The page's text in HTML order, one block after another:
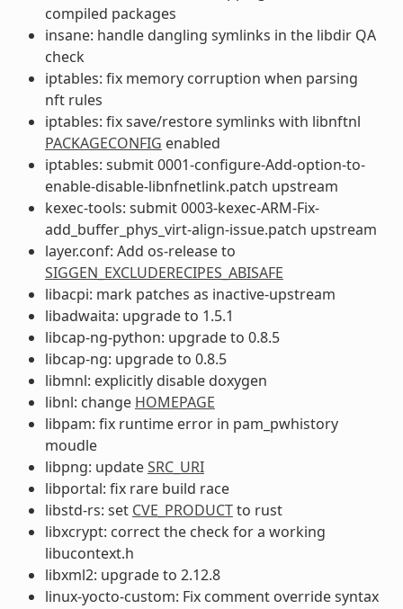
compiled packages
insane: handle dangling symlinks in the libdir QA
check
iptables: fix memory corruption when parsing
nft rules
iptables: fix save/restore symlinks with libnftnl
PACKAGECONFIG enabled
iptables: submit 0001-configure-Add-option-to-
enable-disable-libnfnetlink.patch upstream
kexec-tools: submit 0003-kexec-ARM-Fix-
add_buffer_phys_virt-align-issue.patch upstream
layer.conf: Add os-release to
SIGGEN_EXCLUDERECIPES_ABISAFE
libacpi: mark patches as inactive-upstream
libadwaita: upgrade to 1.5.1
libcap-ng-python: upgrade to 0.8.5
libcap-ng: upgrade to 0.8.5
libmnl: explicitly disable doxygen
libnl: change HOMEPAGE
libpam: fix runtime error in pam_pwhistory
moudle
libpng: updateSRC_URI
libportal: fix rare build race
libstd-rs: set CVE_PRODUCTto rust
libxcrypt: correct the check for a working
libucontext.h
libxml2: upgrade to 2.12.8
linux-yocto-custom: Fix comment override syntax